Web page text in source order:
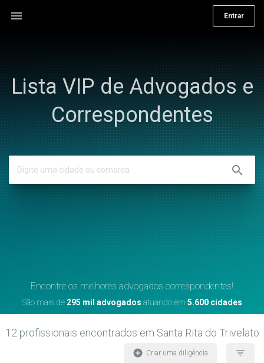
menu Entrar
Lista VIP de Advogados e
Correspondentes
search
Encontre os melhores advogados correspondentes!
São mais de 295 mil advogados atuando em 5.600 cidades
12 profissionais encontrados em Santa Rita do Trivelato
filter_list
add_circle Criar uma diligência